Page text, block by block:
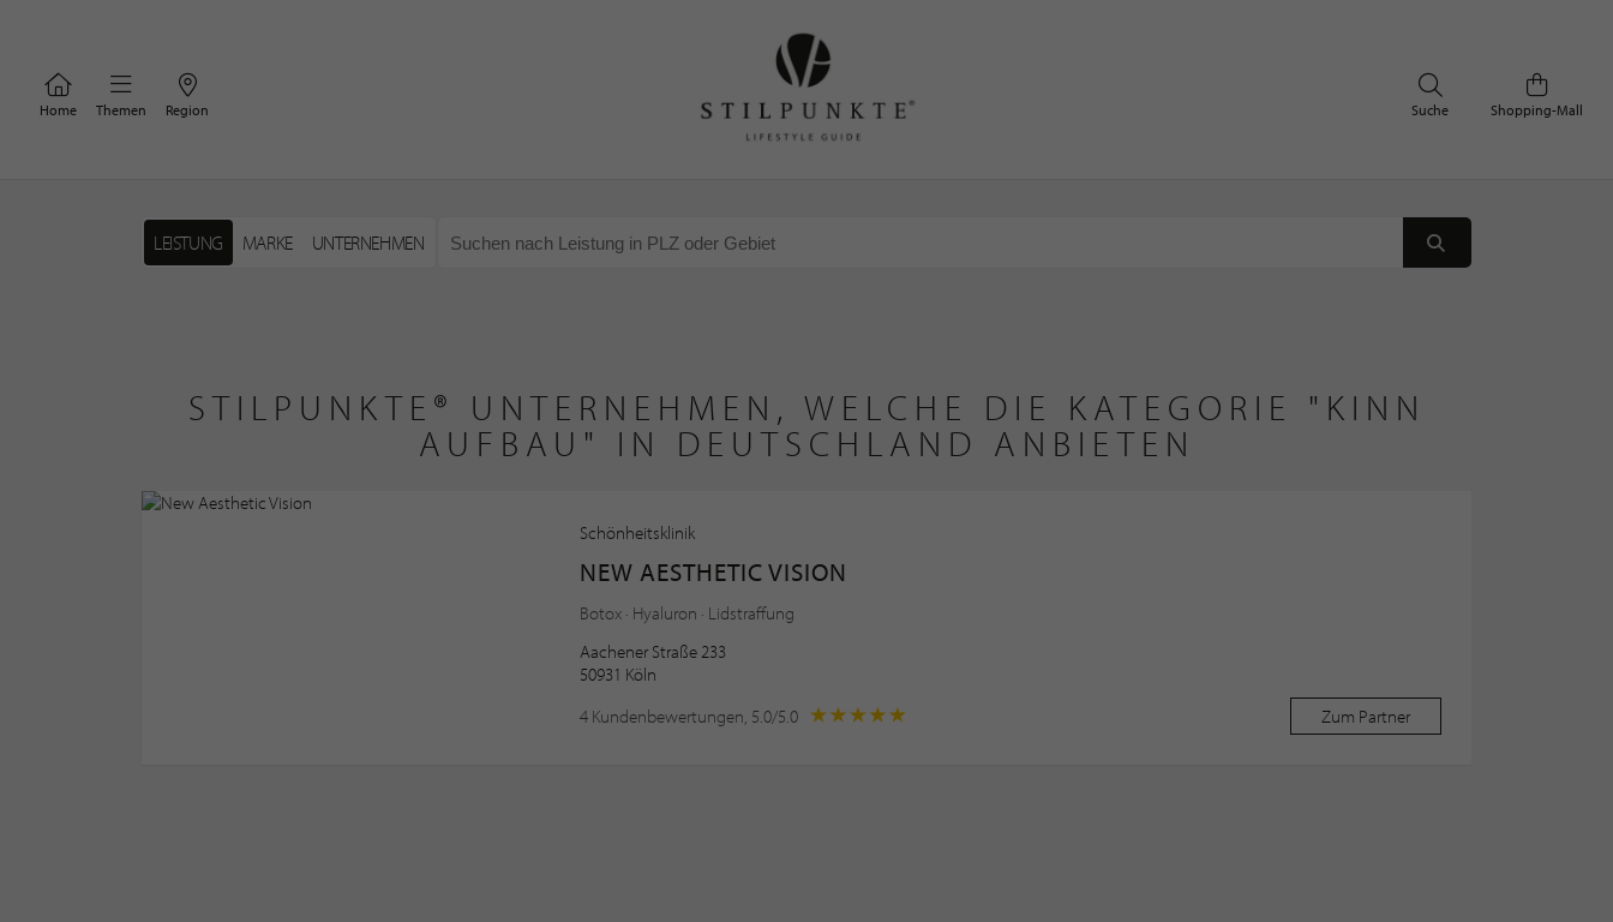
Home Themen Region Shopping-Mall
Suche
LEISTUNG MARKE UNTERNEHMEN
STILPUNKTE® UNTERNEHMEN, WELCHE DIE KATEGORIE "KINN
AUFBAU" IN DEUTSCHLAND ANBIETEN
Schönheitsklinik
NEW AESTHETIC VISION
Botox · Hyaluron · Lidstraffung
Aachener Straße 233
50931 Köln
4 Kundenbewertungen, 5.0/5.0
Zum Partner